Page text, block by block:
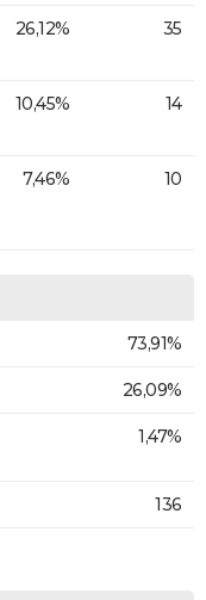
26,12% 35
10,45% 14
7,46% 10
73,91%
26,09%
1,47%
136